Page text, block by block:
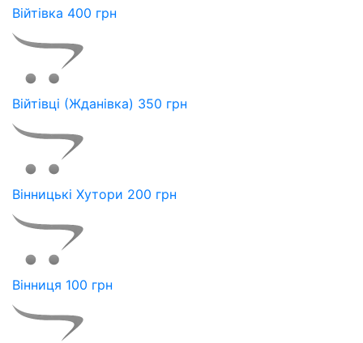
Війтівка 400 грн
Війтівці (Жданівка) 350 грн
Вінницькі Хутори 200 грн
Вінниця 100 грн